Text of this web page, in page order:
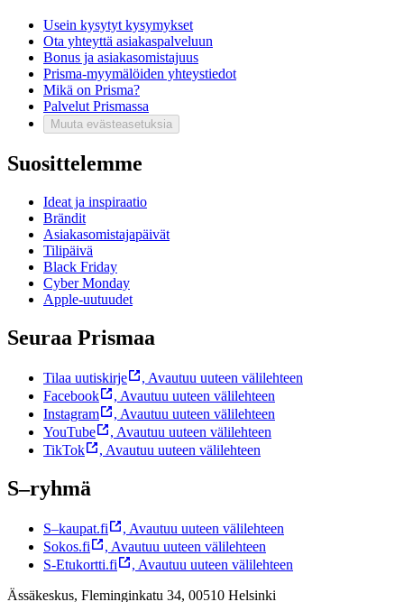
Usein kysytyt kysymykset
Ota yhteyttä asiakaspalveluun
Bonus ja asiakasomistajuus
Prisma-myymälöiden yhteystiedot
Mikä on Prisma?
Palvelut Prismassa
Muuta evästeasetuksia
Suosittelemme
Ideat ja inspiraatio
Brändit
Asiakasomistajapäivät
Tilipäivä
Black Friday
Cyber Monday
Apple-uutuudet
Seuraa Prismaa
Tilaa uutiskirje , Avautuu uuteen välilehteen
Facebook
, Avautuu uuteen välilehteen
Instagram
, Avautuu uuteen välilehteen
YouTube
, Avautuu uuteen välilehteen
TikTok
, Avautuu uuteen välilehteen
S–ryhmä
S–kaupat.fi , Avautuu uuteen välilehteen
Sokos.fi
, Avautuu uuteen välilehteen
S-Etukortti.fi
, Avautuu uuteen välilehteen
Ässäkeskus, Fleminginkatu 34, 00510 Helsinki